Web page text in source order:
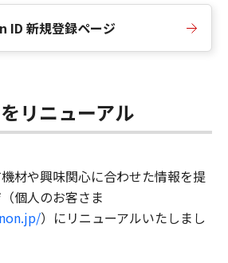
ID 新規登録ページ
リニューアル
材や興味関心に合わせた情報を提
個人のお客さま
）にリニューアルいたしまし